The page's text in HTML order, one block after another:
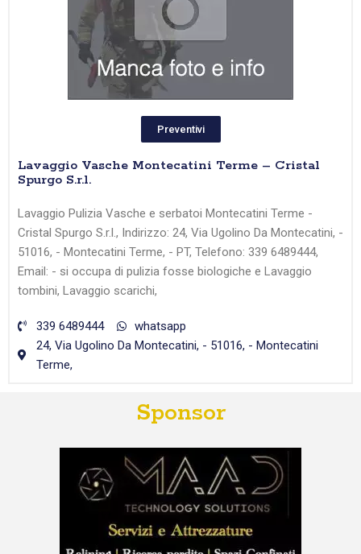
Preventivi
Lavaggio Vasche Montecatini Terme – Cristal
Spurgo S.r.l.
Lavaggio Pulizia Vasche e serbatoi Montecatini Terme -
Cristal Spurgo S.r.l., Indirizzo: 24, Via Ugolino Da Montecatini, -
51016, - Montecatini Terme, - PT, Telefono: 339 6489444,
Email: - si occupa di pulizia fosse biologiche e Lavaggio
tombini, Lavaggio scarichi,
339 6489444
whatsapp
24, Via Ugolino Da Montecatini, - 51016, - Montecatini
Terme,
Sponsor